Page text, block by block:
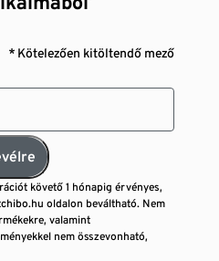
* Kötelezően kitöltendő mező
követő 1 hónapig érvényes,
oldalon beváltható. Nem
valamint
nem összevonható,